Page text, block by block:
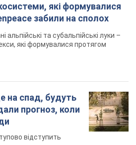
які формувалися
забили на сполох
альпійські та субальпійські луки –
які формувалися протягом
на спад, будуть
прогноз, коли
відступить